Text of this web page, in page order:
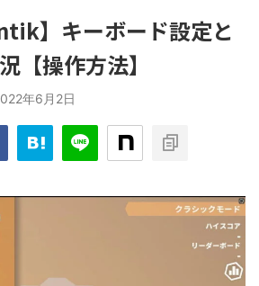
】キーボード設定と
【操作方法】
年6月2日